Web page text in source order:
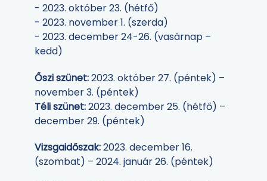
- 2023. október 23. (hétfő)
- 2023. november 1. (szerda)
- 2023. december 24-26. (vasárnap –
kedd)
Őszi szünet:2023. október 27. (péntek) –
november 3. (péntek)
Téli szünet:2023. december 25. (hétfő) –
december 29. (péntek)
Vizsgaidőszak:2023. december 16.
(szombat) – 2024. január 26. (péntek)